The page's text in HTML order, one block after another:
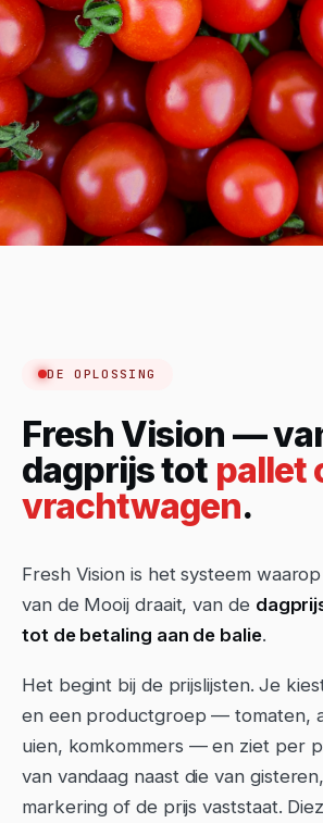
Wat vandaag
andere.
DE OPLOSSING
Fresh Vision —
dagprijs tot pallet
vrachtwagen.
Fresh Vision is het systeem
van de Mooij draait, van de
tot de betaling aan de balie.
Het begint bij de prijslijsten. Je
en een productgroep — tomaten,
uien, komkommers — en ziet per
van vandaag naast die van
markering of de prijs vaststaat.